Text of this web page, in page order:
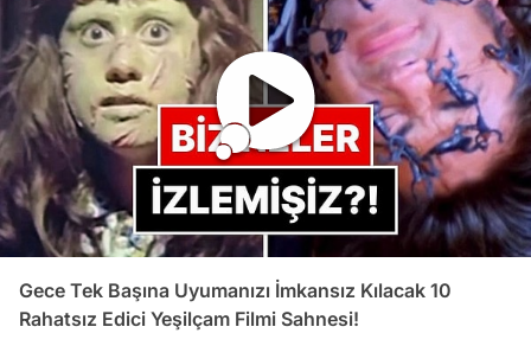
Gece Tek Başına Uyumanızı İmkansız Kılacak 10
Rahatsız Edici Yeşilçam Filmi Sahnesi!